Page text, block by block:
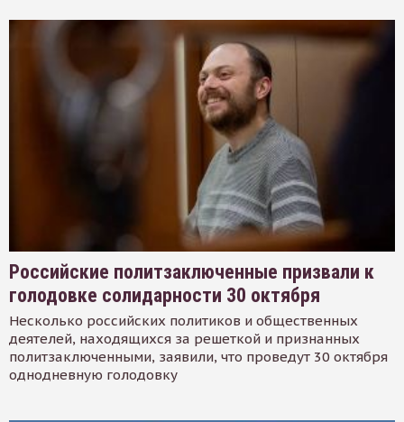
Российские политзаключенные призвали к
голодовке солидарности 30 октября
Несколько российских политиков и общественных
деятелей, находящихся за решеткой и признанных
политзаключенными, заявили, что проведут 30 октября
однодневную голодовку